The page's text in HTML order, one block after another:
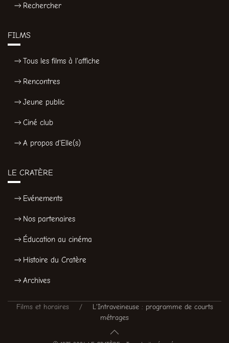
Rechercher
FILMS
Tous les films à l'affiche
Rencontres
Jeune public
Ciné club
A propos d'Elle(s)
LE CRATÈRE
Evénements
Nos partenaires
Éducation au cinéma
Histoire du Cratère
Archives
Films et horaires
L'Intraveineuse : programme de courts
métrages